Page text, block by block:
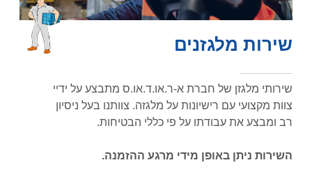
שירות מלגזנים
שירותי מלגזן של חברת א-ר.או.ד.או.ס מתבצע על ידיי
צוות מקצועי עם רישיונות על מלגזה. צוותנו בעל ניסיון
רב ומבצע את עבודתו על פי כללי הבטיחות.
השירות ניתן באופן מידי מרגע ההזמנה.